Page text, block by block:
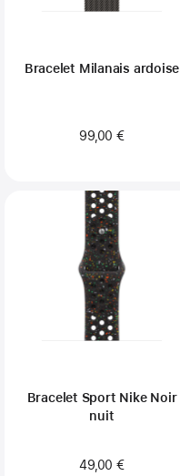
Bracelet Milanais ardoise
99,00 €
Bracelet Sport Nike Noir
nuit
49,00 €